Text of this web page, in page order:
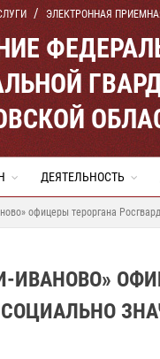
ЭЛЕКТРОННАЯ
ДЕЯТЕЛЬНОСТЬ
офицеры тероргана
ИВАНОВО»